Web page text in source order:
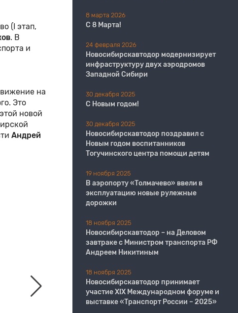
(I этап,
. В
и
на
Это
новой
Андрей
8 марта 2026
С 8 Марта!
24 февраля 2026
Новосибирскавтодор модернизирует
инфраструктуру двух аэродромов
Западной Сибири
30 декабря 2025
С Новым годом!
30 декабря 2025
Новосибирскавтодор поздравил с
Новым годом воспитанников
Тогучинского центра помощи детям
19 ноября 2025
В аэропорту «Толмачево» ввели в
эксплуатацию новые рулежные
дорожки
18 ноября 2025
Новосибирскавтодор – на Деловом
завтраке с Министром транспорта РФ
Андреем Никитиным
18 ноября 2025
Новосибирскавтодор принимает
участие XIX Международном форуме и
выставке «Транспорт России – 2025»